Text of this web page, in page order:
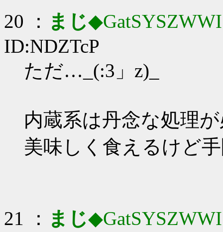
20 ： まじ◆GatSYSZWWI
ID:NDZTcP
ただ…_(:3」z)_
内蔵系は丹念な処理
美味しく食えるけど
21 ： まじ◆GatSYSZWWI